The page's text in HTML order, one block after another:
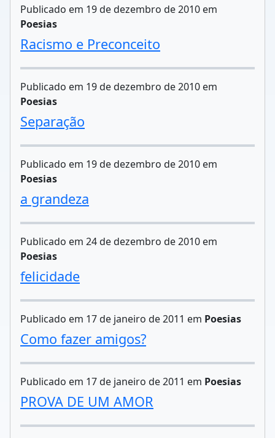
Publicado em 19 de dezembro de 2010 em
Poesias
Racismo e Preconceito
Publicado em 19 de dezembro de 2010 em
Poesias
Separação
Publicado em 19 de dezembro de 2010 em
Poesias
a grandeza
Publicado em 24 de dezembro de 2010 em
Poesias
felicidade
Publicado em 17 de janeiro de 2011 em Poesias
Como fazer amigos?
Publicado em 17 de janeiro de 2011 em Poesias
PROVA DE UM AMOR